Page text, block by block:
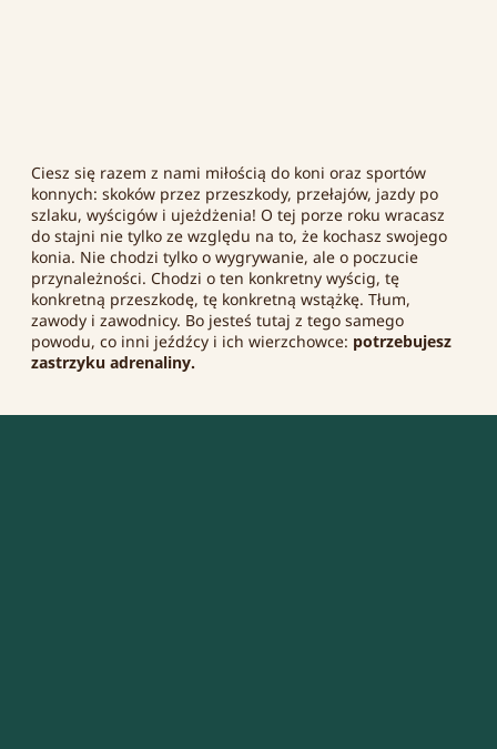
Ciesz się razem z nami miłością do koni oraz sportów
konnych: skoków przez przeszkody, przełajów, jazdy po
szlaku, wyścigów i ujeżdżenia! O tej porze roku wracasz
do stajni nie tylko ze względu na to, że kochasz swojego
konia. Nie chodzi tylko o wygrywanie, ale o poczucie
przynależności. Chodzi o ten konkretny wyścig, tę
konkretną przeszkodę, tę konkretną wstążkę. Tłum,
zawody i zawodnicy. Bo jesteś tutaj z tego samego
powodu, co inni jeźdźcy i ich wierzchowce: potrzebujesz
zastrzyku adrenaliny.